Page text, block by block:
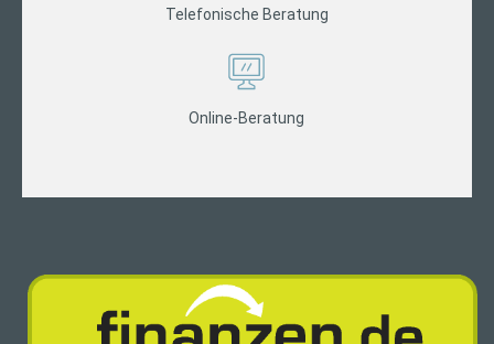
Telefonische Beratung
Online-Beratung